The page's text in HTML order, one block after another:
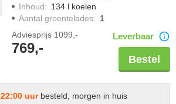
Inhoud: 134 l koelen
Aantal groentelades: 1
Adviesprijs 1099,-
769,-
Leverbaar
Bestel
22:00 uurbesteld, morgen in huis